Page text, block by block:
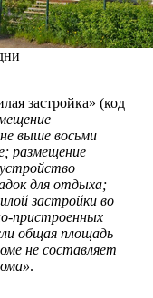
застройка» (код
выше восьми
размещение
для отдыха;
застройки во
пристроенных
общая площадь
не составляет
.